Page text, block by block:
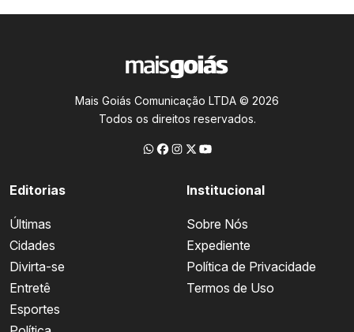
Mais Goiás Comunicação LTDA © 2026
Todos os direitos reservados.
Editorias
Últimas
Cidades
Divirta-se
Entretê
Esportes
Institucional
Sobre Nós
Expediente
Política de Privacidade
Termos de Uso